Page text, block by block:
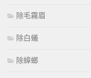
除毛霧眉
除白蟻
除蟑螂